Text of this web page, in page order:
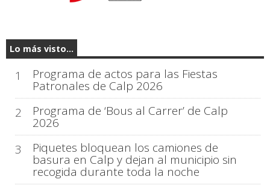
Lo más visto...
1 Programa de actos para las Fiestas
Patronales de Calp 2026
2
Programa de ‘Bous al Carrer’ de Calp
2026
3
Piquetes bloquean los camiones de
basura en Calp y dejan al municipio sin
recogida durante toda la noche